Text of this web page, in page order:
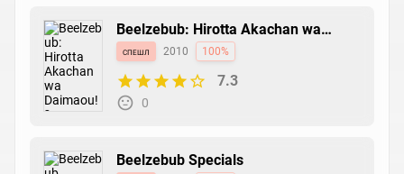
Beelzebub: Hirotta Akachan wa
Daimaou!?
спешл 2010 100%
7.3
0
Beelzebub Specials